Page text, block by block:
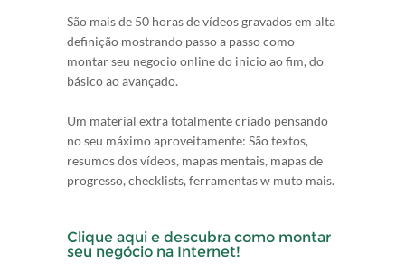
São mais de 50 horas de vídeos gravados em alta
definição mostrando passo a passo como
montar seu negocio online do inicio ao fim, do
básico ao avançado.
Um material extra totalmente criado pensando
no seu máximo aproveitamente: São textos,
resumos dos vídeos, mapas mentais, mapas de
progresso, checklists, ferramentas w muto mais.
Clique aqui e descubra como montar
seu negócio na Internet!